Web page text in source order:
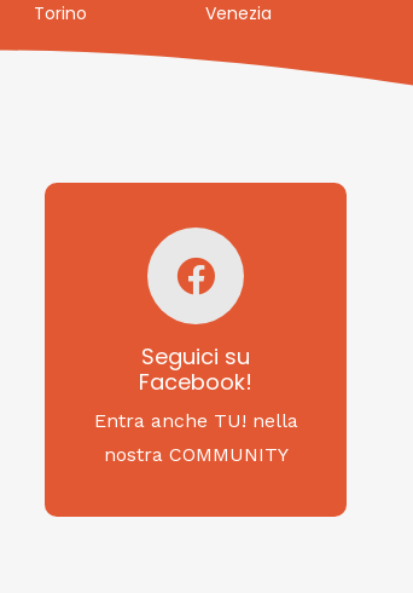
Torino Venezia
Seguici su
Facebook!
Entra anche TU! nella
nostra COMMUNITY
Seguici su
Facebook!
SAGRITALY
Feste, cibi e tradizioni
da Nord a Sud...